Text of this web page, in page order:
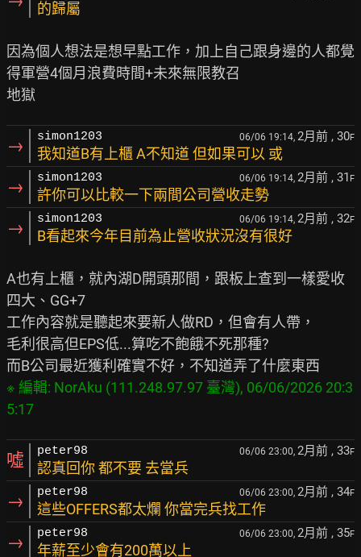
的歸屬
因為個人想法是想早點工作，加上自己跟身邊的人都覺
得軍營4個月浪費時間+未來無限教召
→ simon1203 06/06 19:14, 2月前 , 30F
我知道B有上櫃 A不知道 但如果可以 或
→ simon1203 06/06 19:14, 2月前 , 31 F
許你可以比較一下兩間公司營收走勢
→ simon1203 06/06 19:14, 2月前 , 32F
B看起來今年目前為止營收狀況沒有很好
A也有上櫃，就內湖D開頭那間，跟板上查到一樣愛收
四大、GG+7
工作內容就是聽起來要新人做RD，但會有人帶，
毛利很高但EPS低...算吃不飽餓不死那種?
※ 編輯: NorAku (111.248.97.97 臺灣), 06/06/2026 20:3
噓 peter98 06/06 23:00, 2月前 , 33F
認真回你 都不要 去當兵
→ peter98 06/06 23:00, 2月前 , 34F
這些OFFERS都太爛 你當完兵找工作
→ peter98 06/06 23:00, 2月前 , 35F
年薪至少會有200萬以上